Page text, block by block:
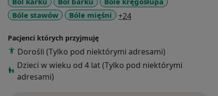
Bóle stawów
Bóle mięśni +24a11y_sr_more_diseases
Pacjenci których przyjmuję
Dorośli (Tylko pod niektórymi adresami)
Dzieci w wieku od 4 lat (Tylko pod niektórymi
adresami)